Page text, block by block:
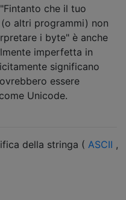
che il tuo
altri programmi) non
i byte" è anche
imperfetta in
significano
essere
Unicode.
della stringa ( ASCII ,